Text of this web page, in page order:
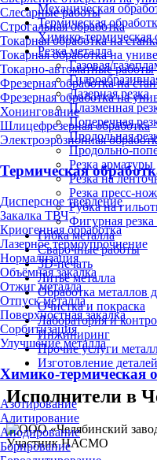
Слесарные работы
Строгальная обработка
Токарная обработка на
Токарная обработка на
Токарно-автоматные работы
Фрезерная обработка на
Фрезерная обработка на
Хонингование
Шлицефрезерная обработка
Электроэрозионная
Термическая
Дисперсное твердение
Закалка ТВЧ
Криогенная обработка
Лазерное термоупрочнение
Нормализация
Объёмная закалка
Отжиг металла
Отпуск металла
Поверхностная закалка
Сорбитизация
Улучшение металла
Химико-термическая
Азотирование
Алитирование
Анодирование
Борирование
Механическая
Термическая
Химико-термическая
Резка металла
Газовая/
Лазерная резка
Плазменная
Поперечная
Продольная
Продольно-
Резка арматуры
Резка на
Резка пресс-
Рубка на
Фигурная резка
Гибка металла
Сварочные работы
3D-печать
Литьё металла
Обработка металлов
Очистка и покраска
Лаборатория и
Инжиниринг
Прочие услуги
Изготовление деталей
Исполнители в
Участник НАСМО